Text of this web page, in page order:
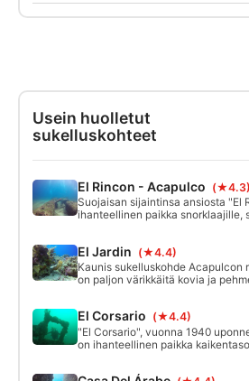
kaverin kanssa avovedessä
syvyyteen ja tutustua erilaisiin
Usein huolletut
sukelluskohteet
El Rincon - Acapulco (★4.3)
Suojaisan sijaintinsa ansiosta "El
ihanteellinen paikka snorklaajille,
metrin sukellussyvyydessä on
monenlaiselle
Tärkein nähtävyys ovat
El Jardin (★4.4)
Kaunis sukelluskohde Acapulcon
on paljon värikkäitä kovia ja
El Corsario (★4.4)
"El Corsario", vuonna 1940
on ihanteellinen paikka